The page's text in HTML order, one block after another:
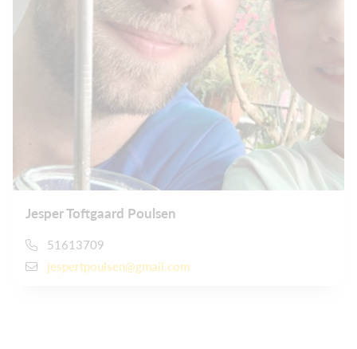
Jesper Toftgaard Poulsen
51613709
jespertpoulsen@gmail.com